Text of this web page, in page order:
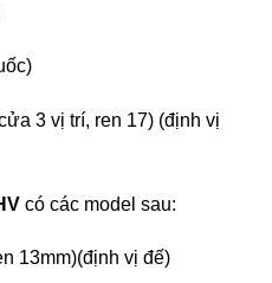
3 vị trí, ren 17) (định vị
có các model sau:
13mm)(định vị đế)